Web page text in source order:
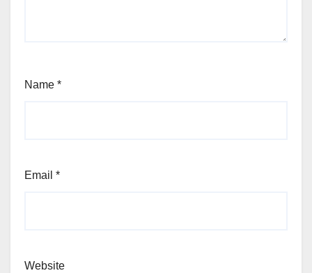
Name *
Email *
Website